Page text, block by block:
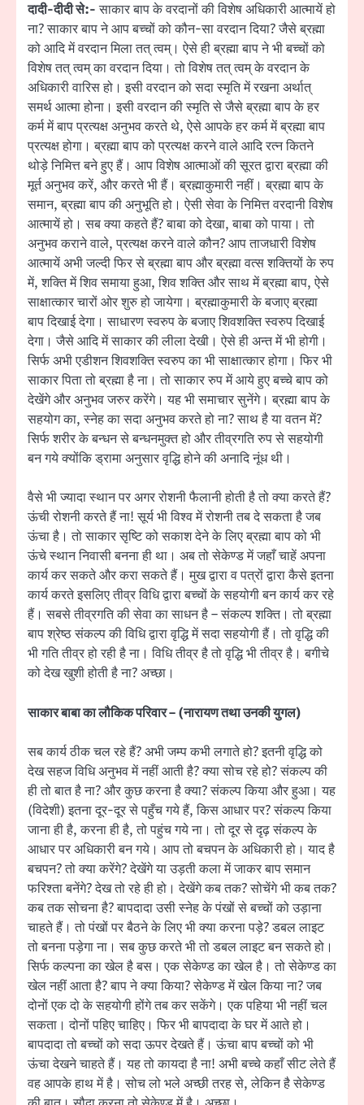
दादी-दीदी से:-साकार बाप के वरदानों की विशेष अधिकारी आत्मायें हो
ना? साकार बाप ने आप बच्चों को कौन-सा वरदान दिया? जैसे ब्रह्मा
को आदि में वरदान मिला तत् त्वम्। ऐसे ही ब्रह्मा बाप ने भी बच्चों को
विशेष तत् त्वम् का वरदान दिया। तो विशेष तत् त्वम् के वरदान के
अधिकारी वारिस हो। इसी वरदान को सदा स्मृति में रखना अर्थात्
समर्थ आत्मा होना। इसी वरदान की स्मृति से जैसे ब्रह्मा बाप के हर
कर्म में बाप प्रत्यक्ष अनुभव करते थे, ऐसे आपके हर कर्म में ब्रह्मा बाप
प्रत्यक्ष होगा। ब्रह्मा बाप को प्रत्यक्ष करने वाले आदि रत्न कितने
थोड़े निमित्त बने हुए हैं। आप विशेष आत्माओं की सूरत द्वारा ब्रह्मा की
मूर्त अनुभव करें, और करते भी हैं। ब्रह्माकुमारी नहीं। ब्रह्मा बाप के
समान, ब्रह्मा बाप की अनुभूति हो। ऐसी सेवा के निमित्त वरदानी विशेष
आत्मायें हो। सब क्या कहते हैं? बाबा को देखा, बाबा को पाया। तो
अनुभव कराने वाले, प्रत्यक्ष करने वाले कौन? आप ताजधारी विशेष
आत्मायें अभी जल्दी फिर से ब्रह्मा बाप और ब्रह्मा वत्स शक्तियों के रुप
में, शक्ति में शिव समाया हुआ, शिव शक्ति और साथ में ब्रह्मा बाप, ऐसे
साक्षात्कार चारों ओर शुरु हो जायेगा। ब्रह्माकुमारी के बजाए ब्रह्मा
बाप दिखाई देगा। साधारण स्वरुप के बजाए शिवशक्ति स्वरुप दिखाई
देगा। जैसे आदि में साकार की लीला देखी। ऐसे ही अन्त में भी होगी।
सिर्फ अभी एडीशन शिवशक्ति स्वरुप का भी साक्षात्कार होगा। फिर भी
साकार पिता तो ब्रह्मा है ना। तो साकार रुप में आये हुए बच्चे बाप को
देखेंगे और अनुभव जरुर करेंगे। यह भी समाचार सुनेंगे। ब्रह्मा बाप के
सहयोग का, स्नेह का सदा अनुभव करते हो ना? साथ है या वतन में?
सिर्फ शरीर के बन्धन से बन्धनमुक्त हो और तीव्रगति रुप से सहयोगी
बन गये क्योंकि ड्रामा अनुसार वृद्धि होने की अनादि नूंध थी।
वैसे भी ज्यादा स्थान पर अगर रोशनी फैलानी होती है तो क्या करते हैं?
ऊंची रोशनी करते हैं ना! सूर्य भी विश्व में रोशनी तब दे सकता है जब
ऊंचा है। तो साकार सृष्टि को सकाश देने के लिए ब्रह्मा बाप को भी
ऊंचे स्थान निवासी बनना ही था। अब तो सेकेण्ड में जहाँ चाहें अपना
कार्य कर सकते और करा सकते हैं। मुख द्वारा व पत्रों द्वारा कैसे इतना
कार्य करते इसलिए तीव्र विधि द्वारा बच्चों के सहयोगी बन कार्य कर रहे
हैं। सबसे तीव्रगति की सेवा का साधन है – संकल्प शक्ति। तो ब्रह्मा
बाप श्रेष्ठ संकल्प की विधि द्वारा वृद्धि में सदा सहयोगी हैं। तो वृद्धि की
भी गति तीव्र हो रही है ना। विधि तीव्र है तो वृद्धि भी तीव्र है। बगीचे
को देख खुशी होती है ना? अच्छा।
साकार बाबा का लौकिक परिवार – (नारायण तथा उनकी युगल)
सब कार्य ठीक चल रहे हैं? अभी जम्प कभी लगाते हो? इतनी वृद्धि को
देख सहज विधि अनुभव में नहीं आती है? क्या सोच रहे हो? संकल्प की
ही तो बात है ना? और कुछ करना है क्या? संकल्प किया और हुआ। यह
(विदेशी) इतना दूर-दूर से पहुँच गये हैं, किस आधार पर? संकल्प किया
जाना ही है, करना ही है, तो पहुंच गये ना। तो दूर से दृढ़ संकल्प के
आधार पर अधिकारी बन गये। आप तो बचपन के अधिकारी हो। याद है
बचपन? तो क्या करेंगे? देखेंगे या उड़ती कला में जाकर बाप समान
फरिश्ता बनेंगे? देख तो रहे ही हो। देखेंगे कब तक? सोचेंगे भी कब तक?
कब तक सोचना है? बापदादा उसी स्नेह के पंखों से बच्चों को उड़ाना
चाहते हैं। तो पंखों पर बैठने के लिए भी क्या करना पड़े? डबल लाइट
तो बनना पड़ेगा ना। सब कुछ करते भी तो डबल लाइट बन सकते हो।
सिर्फ कल्पना का खेल है बस। एक सेकेण्ड का खेल है। तो सेकेण्ड का
खेल नहीं आता है? बाप ने क्या किया? सेकेण्ड में खेल किया ना? जब
दोनों एक दो के सहयोगी होंगे तब कर सकेंगे। एक पहिया भी नहीं चल
सकता। दोनों पहिए चाहिए। फिर भी बापदादा के घर में आते हो।
बापदादा तो बच्चों को सदा ऊपर देखते हैं। ऊंचा बाप बच्चों को भी
ऊंचा देखने चाहते हैं। यह तो कायदा है ना! अभी बच्चे कहाँ सीट लेते हैं
वह आपके हाथ में है। सोच लो भले अच्छी तरह से, लेकिन है सेकेण्ड